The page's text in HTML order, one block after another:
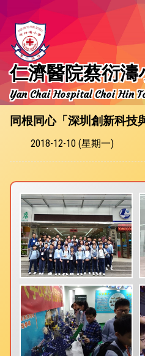
仁濟醫院蔡衍濤
Yan Chai Hospital Choi Hin
同根同心「深圳創新科技
2018-12-10 (星期一)